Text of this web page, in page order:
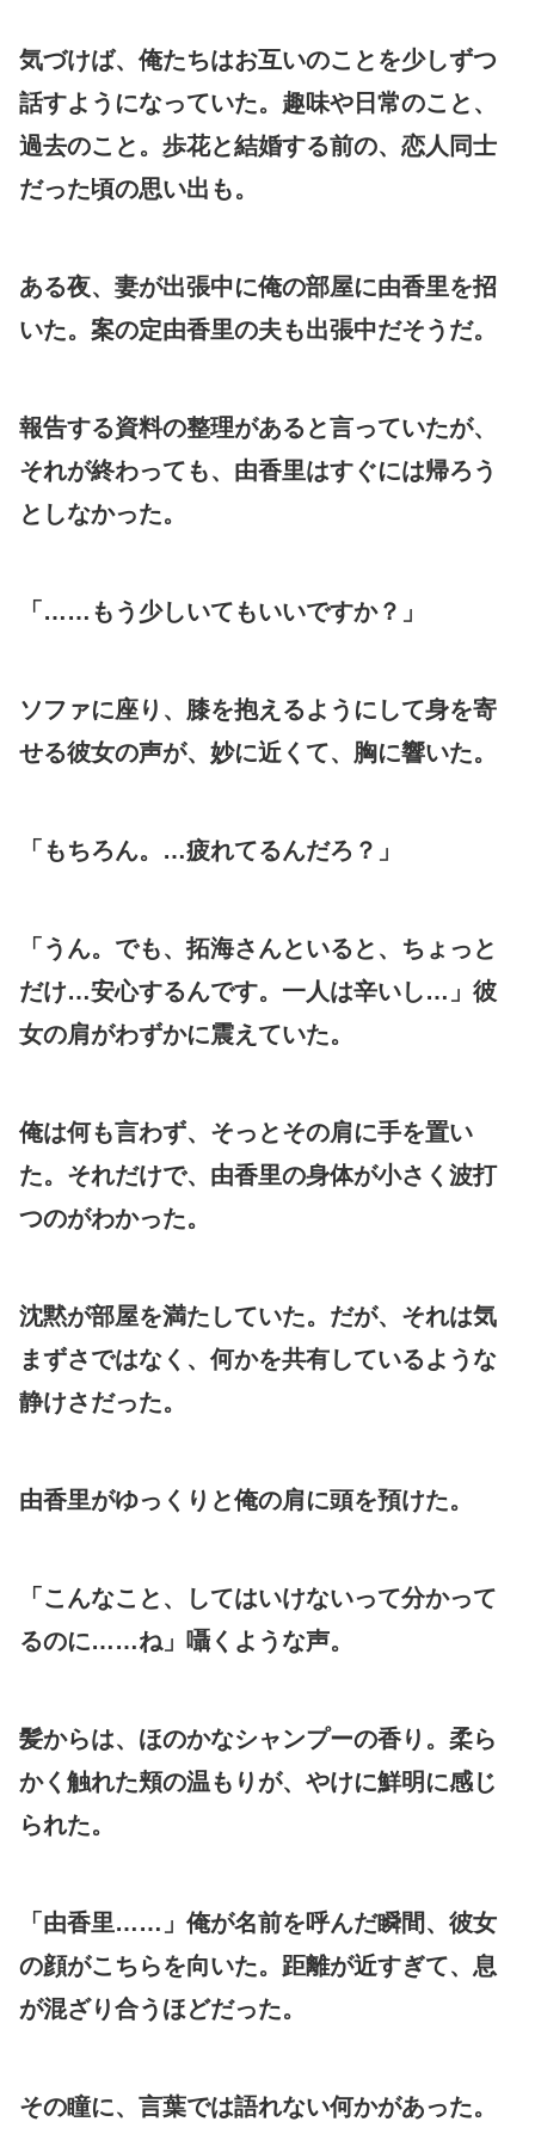
気づけば、俺たちはお互いのことを少しずつ
話すようになっていた。趣味や日常のこと、
過去のこと。歩花と結婚する前の、恋人同士
だった頃の思い出も。
ある夜、妻が出張中に俺の部屋に由香里を招
いた。案の定由香里の夫も出張中だそうだ。
報告する資料の整理があると言っていたが、
それが終わっても、由香里はすぐには帰ろう
としなかった。
「……もう少しいてもいいですか？」
ソファに座り、膝を抱えるようにして身を寄
せる彼女の声が、妙に近くて、胸に響いた。
「もちろん。…疲れてるんだろ？」
「うん。でも、拓海さんといると、ちょっと
だけ…安心するんです。一人は辛いし…」彼
女の肩がわずかに震えていた。
俺は何も言わず、そっとその肩に手を置い
た。それだけで、由香里の身体が小さく波打
つのがわかった。
沈黙が部屋を満たしていた。だが、それは気
まずさではなく、何かを共有しているような
静けさだった。
由香里がゆっくりと俺の肩に頭を預けた。
「こんなこと、してはいけないって分かって
るのに……ね」囁くような声。
髪からは、ほのかなシャンプーの香り。柔ら
かく触れた頬の温もりが、やけに鮮明に感じ
られた。
「由香里……」俺が名前を呼んだ瞬間、彼女
の顔がこちらを向いた。距離が近すぎて、息
が混ざり合うほどだった。
その瞳に、言葉では語れない何かがあった。